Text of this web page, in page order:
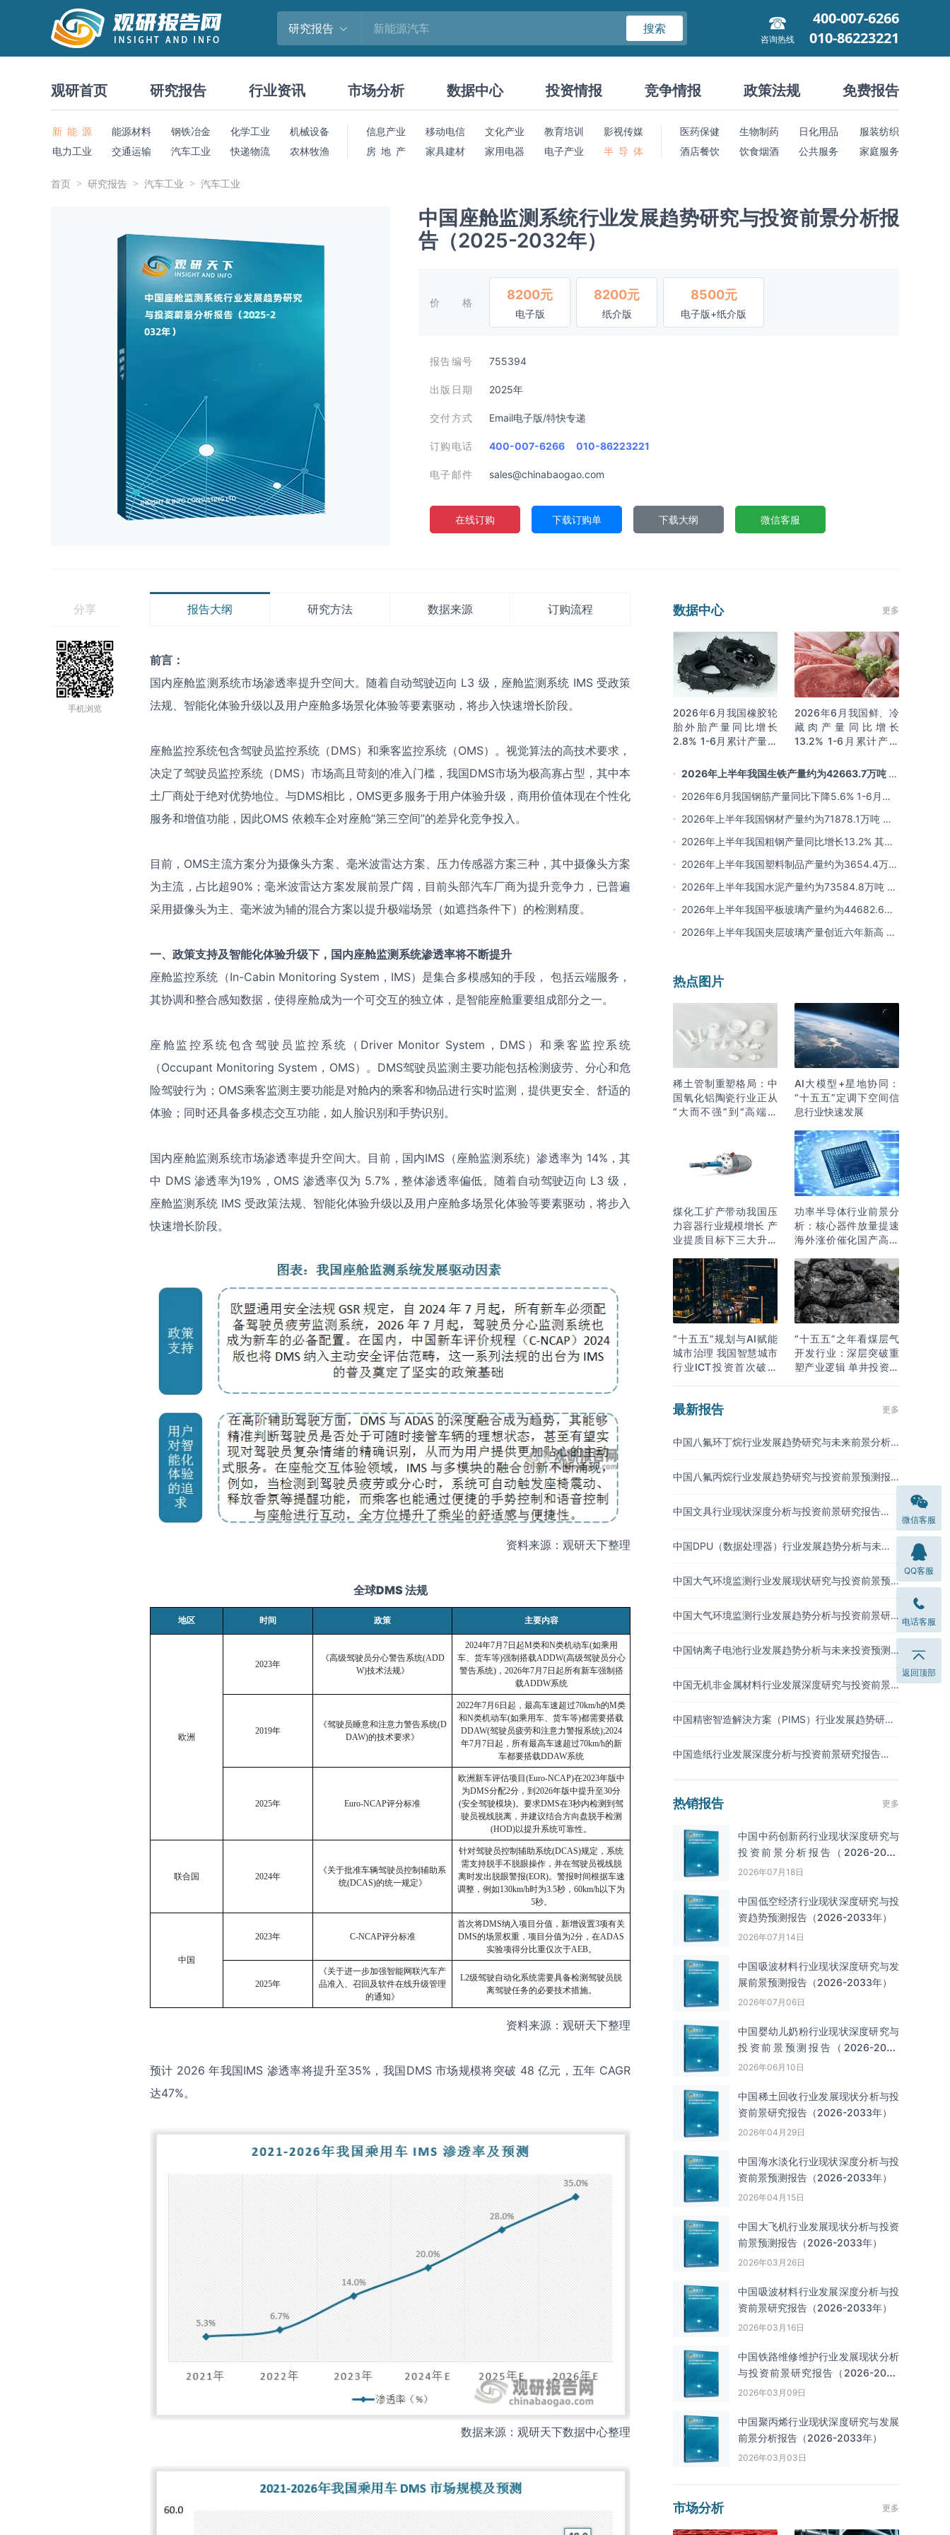
研究报告 搜索
咨询热线
400-007-6266
010-86223221
观研首页 研究报告 行业资讯 市场分析 数据中心 投资情报 竞争情报 政策法规 免费报告
新 能 源 能源材料 钢铁冶金 化学工业
机械设备
电力工业
交通运输 汽车工业 快递物流 农林牧渔
信息产业 移动电信 文化产业 教育培训
影视传媒
房 地 产
家具建材 家用电器 电子产业 半 导 体
医药保健 生物制药 日化用品
服装纺织
酒店餐饮
饮食烟酒 公共服务 家庭服务
首页 研究报告 汽车工业 汽车工业
中国座舱监测系统行业发展趋势研究与投资前景分析报
告（2025-2032年）
价格
8200元
电子版
8200元
纸介版
8500元
电子版+纸介版
报告编号 755394
出版日期 2025年
交付方式 Email电子版/特快专递
订购电话 400-007-6266 010-86223221
电子邮件 sales@chinabaogao.com
在线订购 下载订购单 下载大纲 微信客服
分享
手机浏览
报告大纲 研究方法 数据来源 订购流程
前言：
国内座舱监测系统市场渗透率提升空间大。随着自动驾驶迈向 L3 级，座舱监测系统 IMS 受政策
法规、智能化体验升级以及用户座舱多场景化体验等要素驱动，将步入快速增长阶段。
座舱监控系统包含驾驶员监控系统（DMS）和乘客监控系统（OMS）。视觉算法的高技术要求，
决定了驾驶员监控系统（DMS）市场高且苛刻的准入门槛，我国DMS市场为极高寡占型，其中本
土厂商处于绝对优势地位。与DMS相比，OMS更多服务于用户体验升级，商用价值体现在个性化
服务和增值功能，因此OMS 依赖车企对座舱“第三空间”的差异化竞争投入。
目前，OMS主流方案分为摄像头方案、毫米波雷达方案、压力传感器方案三种，其中摄像头方案
为主流，占比超90%；毫米波雷达方案发展前景广阔，目前头部汽车厂商为提升竞争力，已普遍
采用摄像头为主、毫米波为辅的混合方案以提升极端场景（如遮挡条件下）的检测精度。
一、政策支持及智能化体验升级下，国内座舱监测系统渗透率将不断提升
座舱监控系统（In-Cabin Monitoring System，IMS）是集合多模感知的手段， 包括云端服务，
其协调和整合感知数据，使得座舱成为一个可交互的独立体，是智能座舱重要组成部分之一。
座舱监控系统包含驾驶员监控系统（Driver Monitor System，DMS）和乘客监控系统
（Occupant Monitoring System，OMS）。DMS驾驶员监测主要功能包括检测疲劳、分心和危
险驾驶行为；OMS乘客监测主要功能是对舱内的乘客和物品进行实时监测，提供更安全、舒适的
体验；同时还具备多模态交互功能，如人脸识别和手势识别。
国内座舱监测系统市场渗透率提升空间大。目前，国内IMS（座舱监测系统）渗透率为 14%，其
中 DMS 渗透率为19%，OMS 渗透率仅为 5.7%，整体渗透率偏低。随着自动驾驶迈向 L3 级，
座舱监测系统 IMS 受政策法规、智能化体验升级以及用户座舱多场景化体验等要素驱动，将步入
快速增长阶段。
资料来源：观研天下整理
全球DMS 法规
地区 时间 政策 主要内容
欧洲
2023年
《高级驾驶员分心警告系统(ADD
W)技术法规》
2024年7月7日起M类和N类机动车(如乘用
车、货车等)强制搭载ADDW(高级驾驶员分心
警告系统)，2026年7月7日起所有新车强制搭
载ADDW系统
2019年
《驾驶员睡意和注意力警告系统(D
DAW)的技术要求》
2022年7月6日起，最高车速超过70km/h的M类
和N类机动车(如乘用车、货车等)都需要搭载
DDAW(驾驶员疲劳和注意力警报系统);2024
年7月7日起，所有最高车速超过70km/h的新
车都要搭载DDAW系统
2025年 Euro-NCAP评分标准
欧洲新车评估项目(Euro-NCAP)在2023年版中
为DMS分配2分，到2026年版中提升至30分
(安全驾驶模块)。要求DMS在3秒内检测到驾
驶员视线脱离，并建议结合方向盘脱手检测
(HOD)以提升系统可靠性。
联合国 2024年
《关于批准车辆驾驶员控制辅助系
统(DCAS)的统一规定》
针对驾驶员控制辅助系统(DCAS)规定，系统
需支持脱手不脱眼操作，并在驾驶员视线脱
离时发出脱眼警报(EOR)。警报时间根据车速
调整，例如130km/h时为3.5秒，60km/h以下为
5秒。
中国
2023年 C-NCAP评分标准
首次将DMS纳入项目分值，新增设置3项有关
DMS的场景权重，项目分值为2分，在ADAS
实验项得分比重仅次于AEB。
2025年
《关于进一步加强智能网联汽车产
品准入、召回及软件在线升级管理
的通知》
L2级驾驶自动化系统需要具备检测驾驶员脱
离驾驶任务的必要技术措施。
资料来源：观研天下整理
预计 2026 年我国IMS 渗透率将提升至35%，我国DMS 市场规模将突破 48 亿元，五年 CAGR
达47%。
数据来源：观研天下数据中心整理
数据中心 更多
2026年6月我国橡胶轮
胎外胎产量同比增长
2.8% 1-6月累计产量同
2026年6月我国鲜、冷
藏肉产量同比增长
13.2% 1-6月累计产量
2026年上半年我国生铁产量约为42663.7万吨 同
比下降2.8% 其中河北产量占比22.7%排名第一
2026年6月我国钢筋产量同比下降5.6% 1-6月累
计产量同比下降10.7%
2026年上半年我国钢材产量约为71878.1万吨 同
比下降0.9% 其中河北以超亿吨产量排名第一
2026年上半年我国粗钢产量同比增长13.2% 其中
河北产量占比21.5%位居首位
2026年上半年我国塑料制品产量约为3654.4万吨
其中江苏、浙江产量分别占比18.9%、16.0%
2026年上半年我国水泥产量约为73584.8万吨 同
比下降8% 其中广东、浙江和安徽分别排名前三
2026年上半年我国平板玻璃产量约为44682.6万
重量箱 同比下降5.7% 其中河北产量最多 占比
2026年上半年我国夹层玻璃产量创近六年新高 约
热点图片
稀土管制重塑格局：中
国氧化铝陶瓷行业正从
“大而不强”到“高端突
AI大模型+星地协同：
“十五五”定调下空间信
息行业快速发展
煤化工扩产带动我国压
力容器行业规模增长 产
业提质目标下三大升级
功率半导体行业前景分
析：核心器件放量提速
海外涨价催化国产高端
“十五五”规划与AI赋能
城市治理 我国智慧城市
行业ICT投资首次破万
“十五五”之年看煤层气
开发行业：深层突破重
塑产业逻辑 单井投资成
最新报告 更多
中国八氟环丁烷行业发展趋势研究与未来前景分析
中国八氟丙烷行业发展趋势研究与投资前景预测报
中国文具行业现状深度分析与投资前景研究报告
中国DPU（数据处理器）行业发展趋势分析与未来
中国大气环境监测行业发展现状研究与投资前景预
中国大气环境监测行业发展趋势分析与投资前景研
中国钠离子电池行业发展趋势分析与未来投资预测
中国无机非金属材料行业发展深度研究与投资前景
中国精密智造解決方案（PIMS）行业发展趋势研究
中国造纸行业发展深度分析与投资前景研究报告
热销报告 更多
中国中药创新药行业现状深度研究与
投资前景分析报告（2026-2033
年）
2026年07月18日
中国低空经济行业现状深度研究与投
资趋势预测报告（2026-2033年）
2026年07月14日
中国吸波材料‌‌‌行业现状深度研究与发
展前景预测报告（2026-2033年）
2026年07月06日
中国婴幼儿奶粉行业现状深度研究与
投资前景预测报告（2026-2033
年）
2026年06月10日
中国‌‌稀土回收‌‌行业发展现状分析与投
资前景研究报告（2026-2033年）
2026年04月29日
中国海水淡化行业现状深度分析与投
资前景预测报告（2026-2033年）
2026年04月15日
中国大飞机行业发展现状分析与投资
前景预测报告（2026-2033年）
2026年03月26日
中国吸波材料行业发展深度分析与投
资前景研究报告（2026-2033年）
2026年03月16日
中国铁路维修维护行业发展现状分析
与投资前景研究报告（2026-2033
年）
2026年03月09日
中国聚丙烯行业现状深度研究与发展
前景分析报告（2026-2033年）
2026年03月03日
市场分析 更多
微信客服
QQ客服
电话客服
返回顶部